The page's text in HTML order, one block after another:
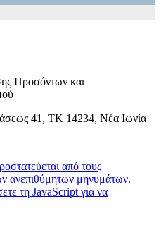
Προσόντων και
41, ΤΚ 14234, Νέα Ιωνία
από τους
ανεπιθύμητων μηνυμάτων.
τη JavaScript για να